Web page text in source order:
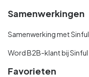
Samenwerkingen
Samenwerking met Sinful
Word B2B-klant bij Sinful
Favorieten